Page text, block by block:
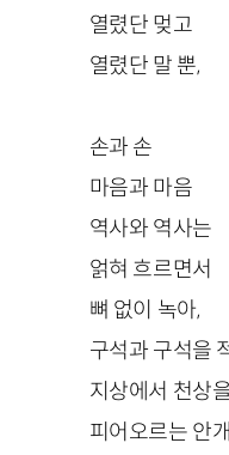
열렸단 멎고
열렸단 말 뿐,
손과 손
마음과 마음
역사와 역사는
얽혀 흐르면서
뼈 없이 녹아,
구석과 구석을
지상에서 천상
피어오르는 안